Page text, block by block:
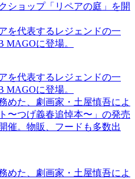
ショップ「リペアの庭」を開
を代表するレジェンドの一
MAGOに登場。
を代表するレジェンドの一
MAGOに登場。
めた、劇画家・土屋慎吾によ
〜つげ義春追悼本〜」の発売
催。物販、フードも多数出
めた、劇画家・土屋慎吾によ